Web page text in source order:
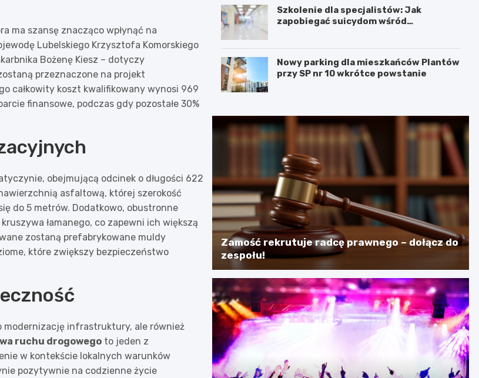
ma szansę znacząco wpłynąć na
Lubelskiego Krzysztofa Komorskiego
Bożenę Kiesz – dotyczy
przeznaczone na projekt
całkowity koszt kwalifikowany wynosi 969
finansowe, podczas gdy pozostałe 30%
obejmującą odcinek o długości 622
asfaltową, której szerokość
do 5 metrów. Dodatkowo, obustronne
łamanego, co zapewni ich większą
zostaną prefabrykowane muldy
które zwiększy bezpieczeństwo
infrastruktury, ale również
ruchu drogowego to jeden z
w kontekście lokalnych warunków
pozytywnie na codzienne życie
Szkolenie dla specjalistów: Jak
zapobiegać suicydom wśród
Nowy parking dla mieszkańców Plantów
przy SP nr 10 wkrótce powstanie
Zamość rekrutuje radcę prawnego – dołącz do
zespołu!